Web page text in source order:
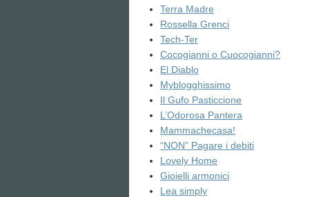
Terra Madre
Rossella Grenci
Tech-Ter
Cocogianni o Cuocogianni?
El Diablo
Myblogghissimo
Il Gufo Pasticcione
L’Odorosa Pantera
Mammachecasa!
“NON” Pagare i debiti
Lovely Home
Gioielli armonici
Lea simply